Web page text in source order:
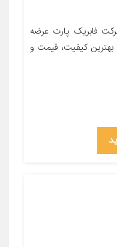
فابریک پارت عرضه
بهترین کیفیت، قیمت و